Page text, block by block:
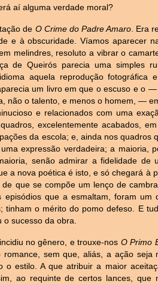
aí alguma verdade moral?
de O Crime do Padre Amaro. Era
e à obscuridade. Víamos aparecer
melindres, resoluto a vibrar o
de Queirós parecia uma simples
aquela reprodução fotográfica
um livro em que o escuso e o
não o talento, e menos o homem, —
e relacionados com uma
excelentemente acabados,
da escola; e, ainda nos quadros
expressão verdadeira; a maioria,
senão admirar a fidelidade de
a nova poética é isto, e só chegará à
que se compõe um lenço de
que a esmaltam, foram um
tinham o mérito do pomo defeso. E
sucesso da obra.
no gênero, e trouxe-nos O Primo
sem que, aliás, a ação seja
o estilo. A que atribuir a maior
ao requinte de certos lances, que